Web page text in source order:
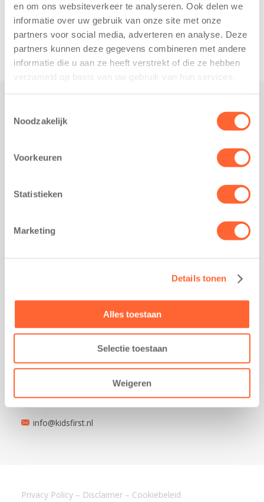
en om ons websiteverkeer te analyseren. Ook delen we
informatie over uw gebruik van onze site met onze
partners voor social media, adverteren en analyse. Deze
partners kunnen deze gegevens combineren met andere
informatie die u aan ze heeft verstrekt of die ze hebben
verzameld op basis van uw gebruik van hun services.
Noodzakelijk
Voorkeuren
Statistieken
Marketing
Details tonen
Alles toestaan
Selectie toestaan
Weigeren
Praktisch
Nieuws over Kids First
Opzeggen opvangcontract
Kantoor Groningen
Friesestraatweg 215b
Postbus 1030
Kantoor Assen
Lauwers 4
info@kidsfirst.nl
Privacy Policy – Disclaimer – Cookiebeleid